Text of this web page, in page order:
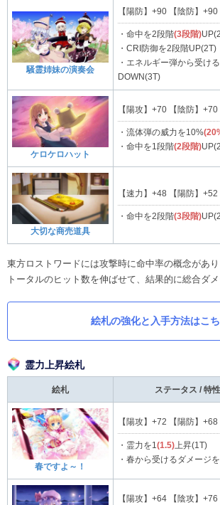
騒霊姉妹の演奏会
【陽防】+90 【陰防】+90
・命中を2段階(3段階)
・CRI防御を2段階UP(2T)
・エネルギー弾から受け
DOWN(3T)
ケロケロハット
【陽攻】+70 【陰防】+70
・流体弾の威力を10%
・命中を1段階(2段階)
大切な商売道具
【速力】+48 【陽防】+52
・命中を2段階(3段階)
東方ロストワードには攻撃時に命中率の概念があ
トータルのヒット数を伸ばせて、結果的に総合ダメ
絵札の強化と入手方法はこ
霊力上昇絵札
絵札 ステータス / 特性
春ですよ～！
【陽攻】+72 【陽防】+68
・霊力を1 (1.5) 上昇(1T)
・春から受けるダメージ
【陽攻】+64 【陰攻】+76